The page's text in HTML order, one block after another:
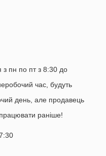
пн по пт з 8:30 до
час, будуть
день, але продавець
раніше!